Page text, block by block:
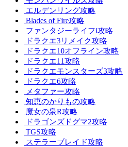
エルデンリング攻略
Blades of Fire攻略
ファンタジーライフi攻略
ドラクエ3リメイク攻略
ドラクエ10オフライン攻略
ドラクエ11攻略
ドラクエモンスターズ3攻略
ドラクエ6攻略
メタファー攻略
知恵のかりもの攻略
魔女の泉R攻略
ドラゴンズドグマ2攻略
TGS攻略
ステラーブレイド攻略